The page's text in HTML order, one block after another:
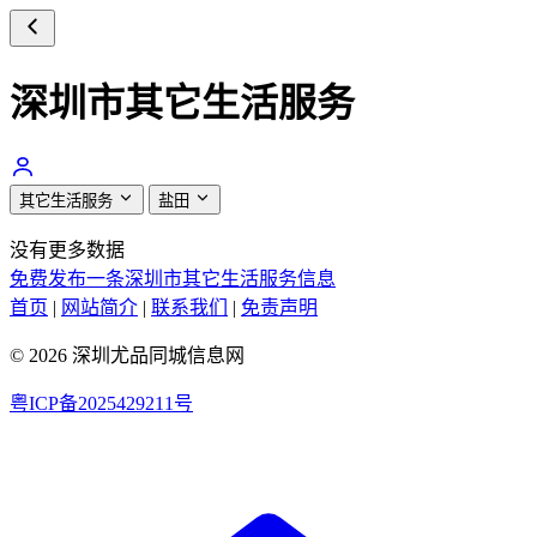
深圳市其它生活服务
其它生活服务 盐田
没有更多数据
免费发布一条深圳市其它生活服务信息
首页 | 网站简介 | 联系我们 | 免责声明
© 2026 深圳尤品同城信息网
粤ICP备2025429211号